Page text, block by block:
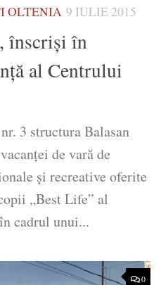
OLTENIA 9 IULIE 2015
înscriși în
al Centrului
3 structura Balasan
de vară de
și recreative oferite
„Best Life” al
cadrul unui...
0